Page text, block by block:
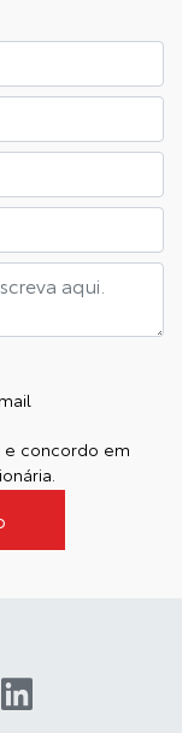
e concordo em